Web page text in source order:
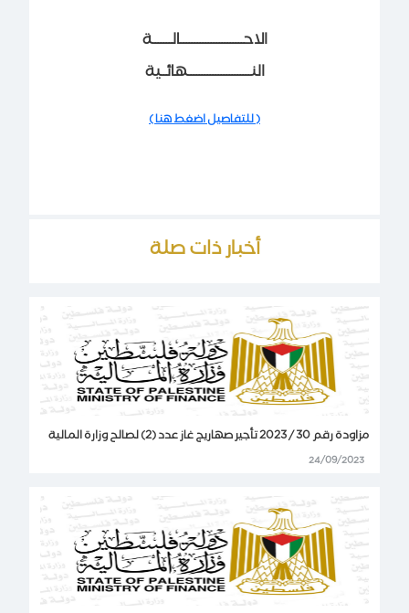
الاحـــــــــــــــــــــــالـــــــة
النـــــــــــــــــــــــهائــية
( للتفاصيل اضغط هنا )
أخبار ذات صلة
مزاودة رقم 30 / 2023 تأجير صهاريج غاز عدد (2) لصالح وزارة المالية
24/09/2023